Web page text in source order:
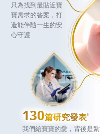
只為找到最貼近寶
寶需求的答案，打
造能伴隨一生的安
心守護
130篇研究發表6
我們給寶寶的愛，背後是紮